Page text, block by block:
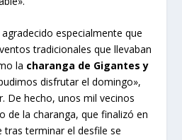
especialmente que
tradicionales que llevaban
la charanga de Gigantes y
disfrutar el domingo»,
De hecho, unos mil vecinos
de la charanga, que finalizó en
tras terminar el desfile se